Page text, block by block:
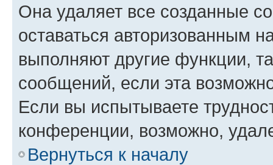
Она удаляет все созданные
оставаться авторизованным
выполняют другие функции,
сообщений, если эта
Если вы испытываете
конференции, возможно,
Вернуться к началу